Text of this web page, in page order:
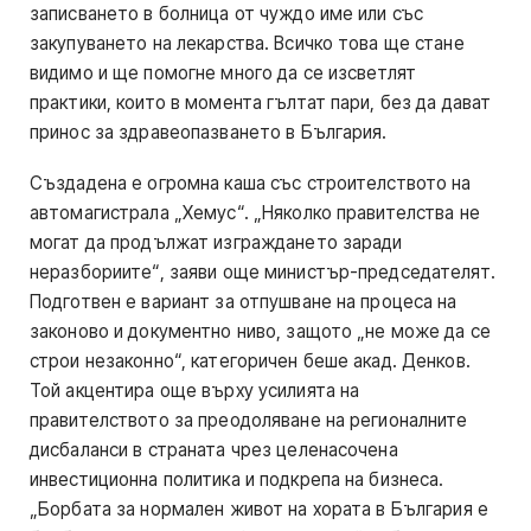
записването в болница от чуждо име или със
закупуването на лекарства. Всичко това ще стане
видимо и ще помогне много да се изсветлят
практики, които в момента гълтат пари, без да дават
принос за здравеопазването в България.
Създадена е огромна каша със строителството на
автомагистрала „Хемус“. „Няколко правителства не
могат да продължат изграждането заради
неразбориите“, заяви още министър-председателят.
Подготвен е вариант за отпушване на процеса на
законово и документно ниво, защото „не може да се
строи незаконно“, категоричен беше акад. Денков.
Той акцентира още върху усилията на
правителството за преодоляване на регионалните
дисбаланси в страната чрез целенасочена
инвестиционна политика и подкрепа на бизнеса.
„Борбата за нормален живот на хората в България е